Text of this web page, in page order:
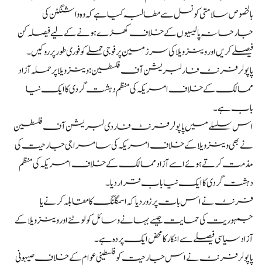
بالخصوص سلامتی کونسل سے مطالبہ کیا ہے کہ وہ واشنگٹن کی
جارحانہ پالیسیوں کے خلاف کھڑے ہونے کے لیے فیصلہ کن
فیصلے کریں اور وینزویلا کی سرزمین پر فوجی حملے کو فوری طور پر روکیں۔
پاپولر فرنٹ فار لبریشن آف فلسطین: وینزویلا پر حملہ آزاد
ممالک کے خلاف امریکہ کی منظم دہشت گردی کا ایک نیا
باب ہے۔
اس سلسلے میں پاپولر فرنٹ فار دی لبریشن آف فلسطین
نے بھی وینزویلا کے خلاف امریکہ کی سامراجی جارحیت کی
مذمت کرتے ہوئے اسے آزاد ممالک کے خلاف امریکہ کی منظم
دہشت گردی کا ایک نیا باب قرار دیا۔
فرنٹ نے اس بات پر زور دیا کہ اسمگلنگ کا مقابلہ کرنے یا
جمہوریت کی حمایت جیسے بہانے وسائل کو لوٹنے اور وینزویلا کے
آزاد سیاسی فیصلے سے انکار کا محض ایک پردہ ہے۔
پاپولر فرنٹ نے اس جارحیت کو فلسطینی عوام کے خلاف صیہونی